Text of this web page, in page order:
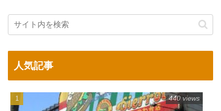
人気記事
440 views